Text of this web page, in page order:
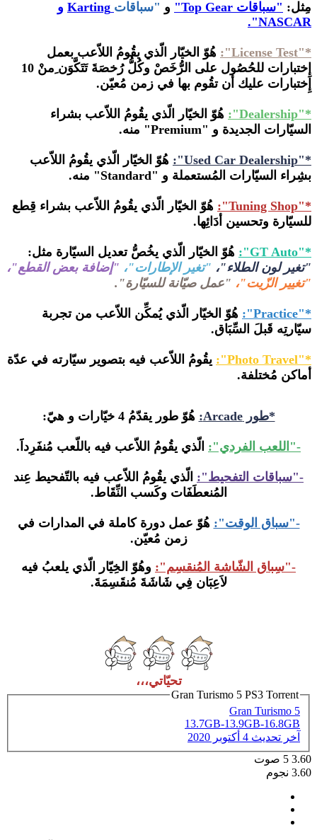
مِثل: "سباقات Top Gear" و "سباقات
و
NASCAR".
*"License Test":
هُوّ الخيّار الّذي يقُومُ اللاّعب بعمل
إِختبارات للحُصُول على الرُّخَصْ وكُلُّ رُخصَةَ تَتَكَّوَن ِمنْ 10
إِختبارات عليك أن تقُوم بها في زمن مُعيّن.
*"Dealership":
هُوّ الخيّار الّذي يقُومُ اللاّعب بشراء
السيّارات الجديدة و "Premium" منه.
*"Used Car Dealership":
هُوّ الخيّار الّذي يقُومُ اللاّعب
بشِراء السيّارات المُستعملة و "Standard" منه.
*"Tuning Shop":
هُوّ الخيّار الّذي يقُومُ اللاّعب بشراء قِطع
للسيّارة وتحسين أدَائِها.
*"GT Auto":
هُوّ الخيّار الّذي يخُصُّ تعديل السيّارة مثل:
"تغير لون الطلاء"، "تغير الإطارات"، "إضافة بعض القطع"،
"تغيير الزّيت"، "عمل صيّانة للسيّارة".
*"Practice":
هُوّ الخيّار الّذي يُمكِّن اللاّعب من تجربة
سيّارتِه قَبلَ السِّبَاق.
*"Photo Travel":
يقُومُ اللاّعب فيه بتصوير سيّارته في عدّة
أماكن مُختلفة.
*طور Arcade: هُوّ طوريقدّمُ 4 خيّارات و هيّ:
-"اللعب الفردي": الّذي يقُومُ اللاّعب فيه باللّعب مُنفَرِداََ.
-"سباقات التفحيط": الّذي يقُومُ اللاّعب فيه بالتّفحيط عِند
المُنعطَفَات وكَسب النِّقَاط.
-"سباق الوقت": هُوّ عمل دورة كاملة في المدارات في
زمن مُعيّن.
-"سِباق الشّاشة المُنقسِم": وهُوّ الخِيّار الّذي يلعبُ فيه
لاَعِبَان فِي شَاشَةَ مُنقَسِمَةَ.
تحيّاتي،،،
Gran Turismo 5 PS3 Torrent
Gran Turismo 5
13.7GB-13.9GB-16.8GB
آخر تحديث 4 أكتوبر 2020
3.60
5 صوت
3.60 نجوم